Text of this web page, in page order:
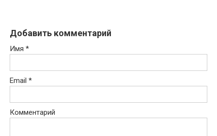
Добавить комментарий
Имя *
Email *
Комментарий